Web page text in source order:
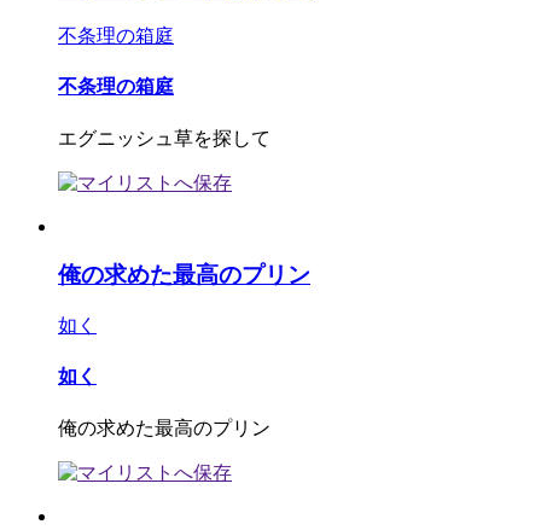
不条理の箱庭
不条理の箱庭
エグニッシュ草を探して
俺の求めた最高のプリン
如く
如く
俺の求めた最高のプリン